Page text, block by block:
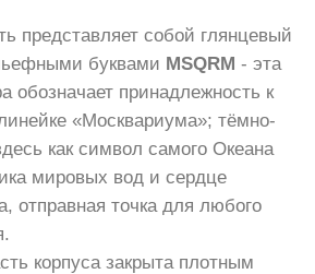
представляет собой глянцевый
буквами MSQRM - эта
обозначает принадлежность к
«Москвариума»; тёмно-
как символ самого Океана
мировых вод и сердце
отправная точка для любого
корпуса закрыта плотным